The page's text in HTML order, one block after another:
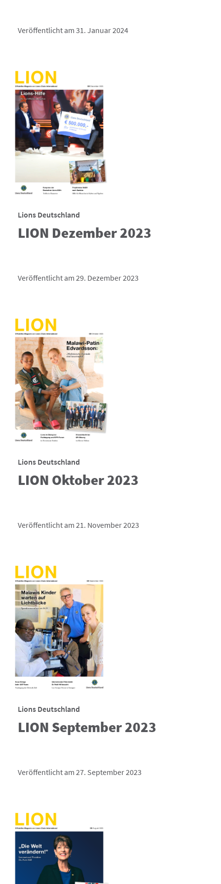
Veröffentlicht am 31. Januar 2024
Lions Deutschland
LION Dezember 2023
Veröffentlicht am 29. Dezember 2023
Lions Deutschland
LION Oktober 2023
Veröffentlicht am 21. November 2023
Lions Deutschland
LION September 2023
Veröffentlicht am 27. September 2023